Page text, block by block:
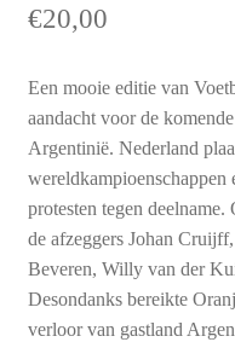
€20,00
Een mooie editie van
aandacht voor de
Argentinië. Nederland
wereldkampioenschappen
protesten tegen deelname.
de afzeggers Johan
Beveren, Willy van der
Desondanks bereikte
verloor van gastland